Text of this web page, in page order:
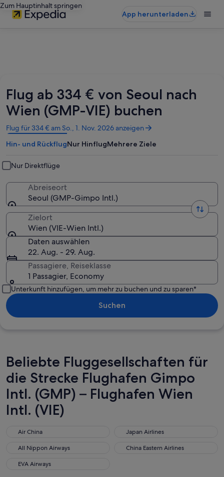
Zum Hauptinhalt springen
App herunterladen
Flug ab 334 € von Seoul nach
Wien (GMP-VIE) buchen
Flug für 334 € am So., 1. Nov. 2026 anzeigen
Wird
in
einem
Fenster
geöffnet
Hin- und RückflugNur HinflugMehrere Ziele
Nur Direktflüge
Abreiseort
Seoul (GMP-Gimpo Intl.)
Zielort
Wien (VIE-Wien Intl.)
Daten auswählen
22. Aug. - 29. Aug.
Passagiere, Reiseklasse
1 Passagier, Economy
Unterkunft hinzufügen, um mehr zu buchen und zu sparen*
Suchen
Beliebte Fluggesellschaften für
die Strecke Flughafen Gimpo
Intl. (GMP) – Flughafen Wien
Intl. (VIE)
Air China
Air China Japan Airlines
Japan Airlines
All Nippon Airways
All Nippon Airways China Eastern Airlines
China Eastern Airlines
EVA Airways
EVA Airways